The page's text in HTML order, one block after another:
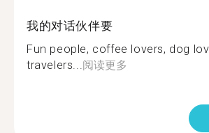
我的对话伙伴要
Fun people, coffee lovers, dog
travelers...阅读更多